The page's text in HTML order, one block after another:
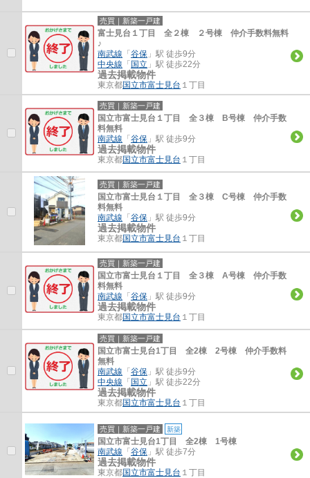
売買｜新築一戸建
富士見台１丁目 全２棟 ２号棟 仲介手数料無料
♪
南武線 「 谷保 」駅 徒歩9分
中央線 「 国立 」駅 徒歩22分
過去掲載物件
東京都国立市富士見台 １丁目
売買｜新築一戸建
国立市富士見台１丁目 全３棟 B号棟 仲介手数
料無料
南武線 「 谷保 」駅 徒歩9分
過去掲載物件
東京都国立市富士見台 １丁目
売買｜新築一戸建
国立市富士見台１丁目 全３棟 C号棟 仲介手数
料無料
南武線 「 谷保 」駅 徒歩9分
過去掲載物件
東京都国立市富士見台 １丁目
売買｜新築一戸建
国立市富士見台１丁目 全３棟 A号棟 仲介手数
料無料
南武線 「 谷保 」駅 徒歩9分
過去掲載物件
東京都国立市富士見台 １丁目
売買｜新築一戸建
国立市富士見台1丁目 全2棟 2号棟 仲介手数料
無料
南武線 「 谷保 」駅 徒歩9分
中央線 「 国立 」駅 徒歩22分
過去掲載物件
東京都国立市富士見台 １丁目
売買｜新築一戸建 新築
国立市富士見台1丁目 全2棟 1号棟
南武線 「 谷保 」駅 徒歩7分
過去掲載物件
東京都国立市富士見台 １丁目